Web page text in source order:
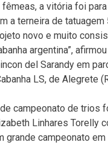
a vitória foi
a terneira de
novo e muito
argentina”,
del Sarandy em
LS, de Alegrete
campeonato de trios
Linhares Torelly
grande campeonato